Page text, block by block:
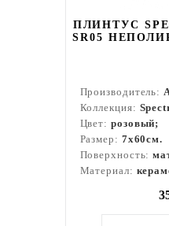
ПЛИНТУС
SR05
Производитель:
Коллекция:
Цвет: розовый;
Размер: 7x60см.
Поверхность:
Материал: